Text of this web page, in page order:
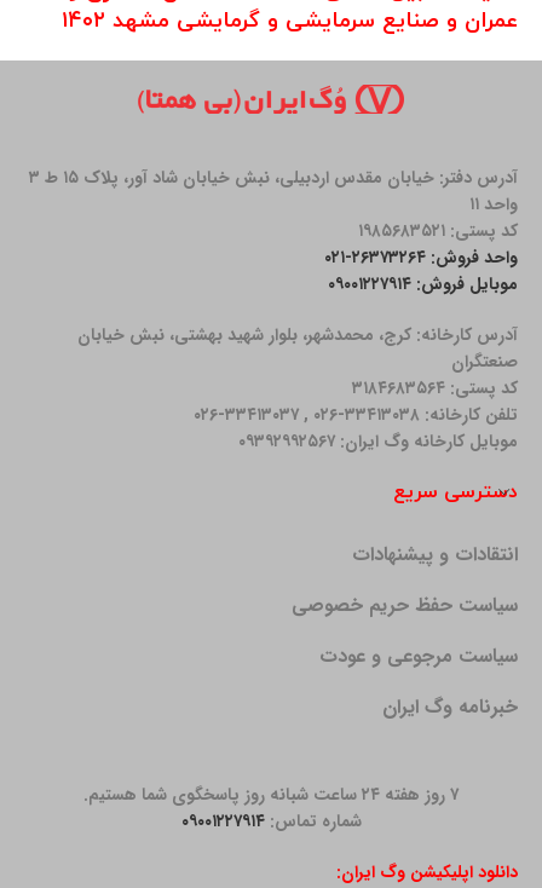
عمران و صنایع سرمایشی و گرمایشی مشهد ۱۴۰۲
آدرس دفتر: خیابان مقدس اردبیلی، نبش خیابان شاد آور، پلاک ۱۵ ط ۳
واحد ۱۱
کد پستی: ۱۹۸۵۶۸۳۵۲۱
واحد فروش: ۲۶۳۷۳۲۶۴-۰۲۱
موبایل فروش: ۰۹۰۰۱۲۲۷۹۱۴
آدرس کارخانه: كرج، محمدشهر، بلوار شهید بهشتی، نبش خیابان
صنعتگران
کد پستی: ۳۱۸۴۶۸۳۵۶۴
تلفن کارخانه: ۳۳۴۱۳۰۳۸-۰۲۶ , ۳۳۴۱۳۰۳۷-۰۲۶
موبایل کارخانه وگ ایران: ۰۹۳۹۲۹۹۲۵۶۷
دسترسی سریع
انتقادات و پیشنهادات
سیاست حفظ حریم خصوصی
سیاست مرجوعی و عودت
خبرنامه وگ ایران
۷ روز هفته ۲۴ ساعت شبانه روز پاسخگوی شما هستیم.
شماره تماس:۰۹۰۰۱۲۲۷۹۱۴
دانلود اپلیکیشن وگ ایران: